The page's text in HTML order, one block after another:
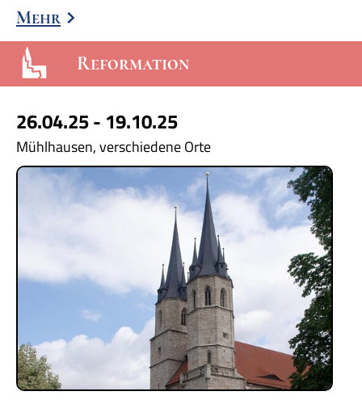
Mehr
Reformation
26.04.25 - 19.10.25
Mühlhausen, verschiedene Orte